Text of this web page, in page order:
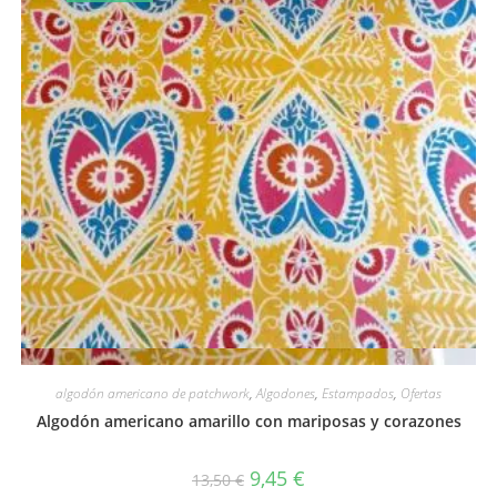
Vista rápida
algodón americano de patchwork,Algodones, Estampados, Ofertas
Algodón americano amarillo con mariposas y corazones
13,50€ El
precio
9,45 €